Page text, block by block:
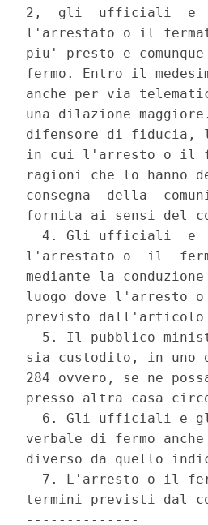
2,  gli  ufficiali  e
l'arrestato o il
piu' presto e
fermo. Entro il
anche per via
una dilazione
difensore di fiducia,
in cui l'arresto o il
ragioni che lo hanno
consegna  della
fornita ai sensi del
4. Gli ufficiali  e
l'arrestato o  il
mediante la
luogo dove l'arresto
previsto dall'articolo
5. Il pubblico
sia custodito, in uno
284 ovvero, se ne
presso altra casa
6. Gli ufficiali e
verbale di fermo
diverso da quello
7. L'arresto o il
termini previsti dal
--------------